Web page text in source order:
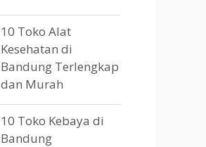
10 Toko Alat
Kesehatan di
Bandung Terlengkap
dan Murah
10 Toko Kebaya di
Bandung